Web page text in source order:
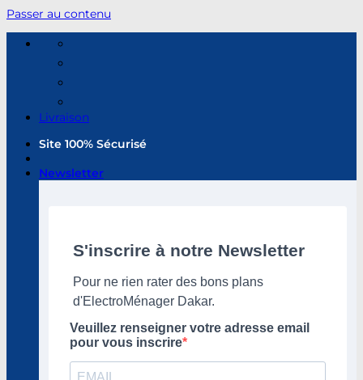
Passer au contenu
Livraison
Site 100% Sécurisé
Newsletter
S'inscrire à notre Newsletter
Pour ne rien rater des bons plans
d'ElectroMénager Dakar.
Veuillez renseigner votre adresse email
pour vous inscrire